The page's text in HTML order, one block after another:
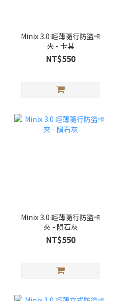
Minix 3.0 輕薄隨行防盜卡
夾 - 卡其
NT$550
Minix 3.0 輕薄隨行防盜卡
夾 - 隕石灰
NT$550